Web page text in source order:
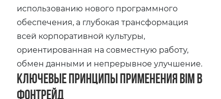
использованию нового программного
обеспечения, а глубокая трансформация
всей корпоративной культуры,
ориентированная на совместную работу,
обмен данными и непрерывное улучшение.
Ключевые Принципы Применения BIM в
Фонтрейд